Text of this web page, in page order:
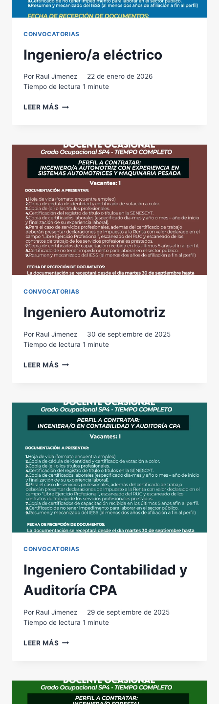
CONVOCATORIAS
Ingeniero/a eléctrico
Por Raul Jimenez
22 de enero de 2026
Tiempo de lectura 1 minute
LEER MÁS INGENIERO/A
CONVOCATORIAS
Ingeniero Automotriz
Por Raul Jimenez
30 de septiembre de 2025
Tiempo de lectura 1 minute
LEER MÁS INGENIERO
CONVOCATORIAS
Ingeniero Contabilidad y
Auditoría CPA
Por Raul Jimenez
29 de septiembre de 2025
Tiempo de lectura 1 minute
LEER MÁS INGENIERO